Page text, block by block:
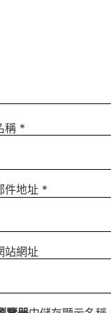
稱 *
件地址 *
站網址